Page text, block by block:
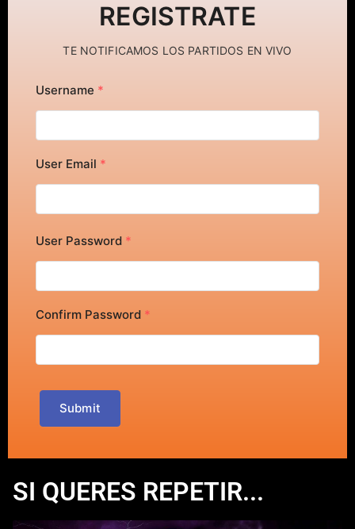
REGISTRATE
TE NOTIFICAMOS LOS PARTIDOS EN VIVO
Username *
User Email *
User Password *
Confirm Password *
Submit
SI QUERES REPETIR...